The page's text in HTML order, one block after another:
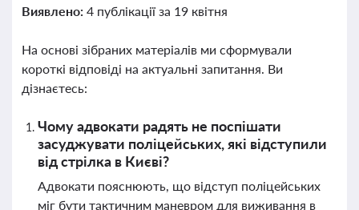
Виявлено: 4 публікації за 19 квітня
На основі зібраних матеріалів ми сформували
короткі відповіді на актуальні запитання. Ви
дізнаєтесь:
Чому адвокати радять не поспішати
засуджувати поліцейських, які відступили
від стрілка в Києві?
Адвокати пояснюють, що відступ поліцейських
міг бути тактичним маневром для виживання в